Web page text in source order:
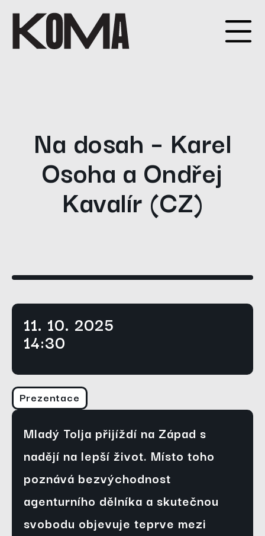
Na dosah – Karel
Osoha a Ondřej
Kavalír (CZ)
11. 10. 2025
14:30
Prezentace
Mladý Tolja přijíždí na Západ s
nadějí na lepší život. Místo toho
poznává bezvýchodnost
agenturního dělníka a skutečnou
svobodu objevuje teprve mezi